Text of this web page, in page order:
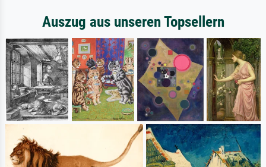
Auszug aus unseren Topsellern